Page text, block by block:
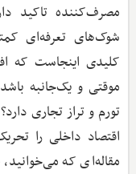
مصرف‌کننده تاکید
شوک‌های تعرفه‌ای
کلیدی اینجاست که
موقتی و یک‌جانبه
تورم و تراز تجاری
اقتصاد داخلی را
مقاله‌ای که می‌خوانید،